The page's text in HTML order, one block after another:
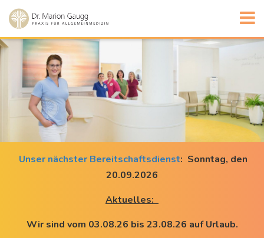
Zum
Menü
Zum
Inhalt
Zur
Suche
Unser nächster Bereitschaftsdienst: Sonntag, den
20.09.2026
Aktuelles:
Wir sind vom 03.08.26 bis 23.08.26 auf Urlaub.